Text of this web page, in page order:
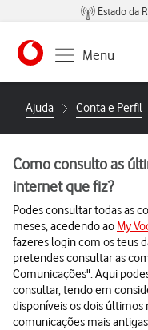
Estado da
https://
Menu
Ajuda Conta e Perfil
Como consulto as
internet que fiz?
Podes consultar todas as
meses, acedendo ao My
fazeres login com os teus
pretendes consultar as
Comunicações". Aqui
consultar, tendo em
disponíveis os dois
comunicações mais